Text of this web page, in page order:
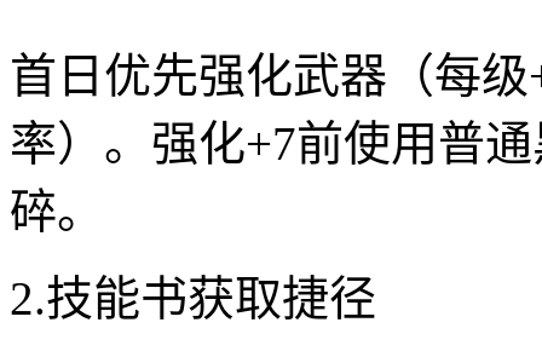
首日优先强化武器（每
率）。强化+7前使用普
碎。
2.技能书获取捷径